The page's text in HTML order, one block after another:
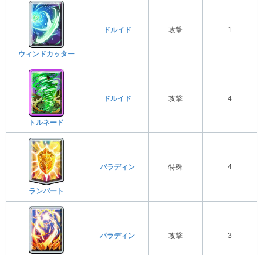
ウィンドカッター
ドルイド 攻撃 1
トルネード
ドルイド 攻撃 4
ランパート
パラディン 特殊 4
パラディン 攻撃 3